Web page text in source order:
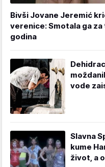
Bivši Jovane Jeremić
verenice: Smotala ga
godina
vode
Slavna
kume
život, a